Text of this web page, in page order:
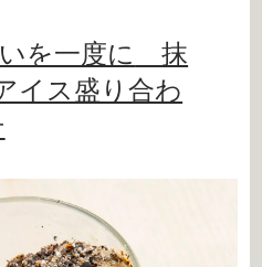
を一度に
抹
イス盛り合わ